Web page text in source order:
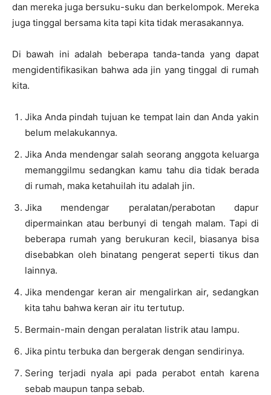
dan mereka juga bersuku-suku dan berkelompok. Mereka
juga tinggal bersama kita tapi kita tidak merasakannya.
Di bawah ini adalah beberapa tanda-tanda yang dapat
mengidentifikasikan bahwa ada jin yang tinggal di rumah
kita.
Jika Anda pindah tujuan ke tempat lain dan Anda yakin
belum melakukannya.
Jika Anda mendengar salah seorang anggota keluarga
memanggilmu sedangkan kamu tahu dia tidak berada
di rumah, maka ketahuilah itu adalah jin.
Jika mendengar peralatan/perabotan dapur
dipermainkan atau berbunyi di tengah malam. Tapi di
beberapa rumah yang berukuran kecil, biasanya bisa
disebabkan oleh binatang pengerat seperti tikus dan
lainnya.
Jika mendengar keran air mengalirkan air, sedangkan
kita tahu bahwa keran air itu tertutup.
Bermain-main dengan peralatan listrik atau lampu.
Jika pintu terbuka dan bergerak dengan sendirinya.
Sering terjadi nyala api pada perabot entah karena
sebab maupun tanpa sebab.